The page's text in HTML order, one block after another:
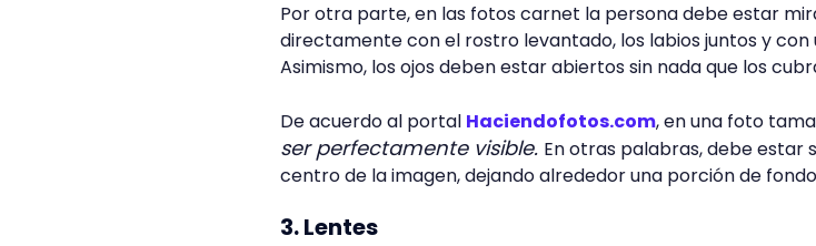
Por otra parte, en las fotos carnet la persona debe estar
directamente con el rostro levantado, los labios juntos y con
Asimismo, los ojos deben estar abiertos sin nada que los
De acuerdo al portal Haciendofotos.com, en una foto
ser perfectamente visible. En otras palabras, debe estar
centro de la imagen, dejando alrededor una porción de
3. Lentes